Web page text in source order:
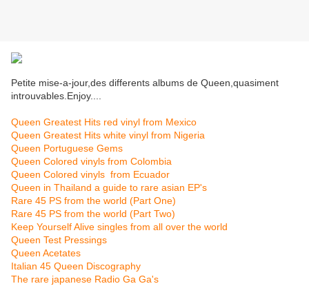
Petite mise-a-jour,des differents albums de Queen,quasiment
introuvables.Enjoy....
Queen Greatest Hits red vinyl from Mexico
Queen Greatest Hits white vinyl from Nigeria
Queen Portuguese Gems
Queen Colored vinyls from Colombia
Queen Colored vinyls from Ecuador
Queen in Thailand a guide to rare asian EP's
Rare 45 PS from the world (Part One)
Rare 45 PS from the world (Part Two)
Keep Yourself Alive singles from all over the world
Queen Test Pressings
Queen Acetates
Italian 45 Queen Discography
The rare japanese Radio Ga Ga's